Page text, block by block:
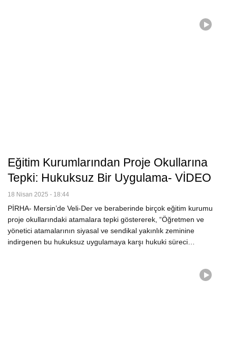
Eğitim Kurumlarından Proje Okullarına
Tepki: Hukuksuz Bir Uygulama- VİDEO
18 Nisan 2025 - 18:44
PİRHA- Mersin’de Veli-Der ve beraberinde birçok eğitim kurumu
proje okullarındaki atamalara tepki göstererek, “Öğretmen ve
yönetici atamalarının siyasal ve sendikal yakınlık zeminine
indirgenen bu hukuksuz uygulamaya karşı hukuki süreci…